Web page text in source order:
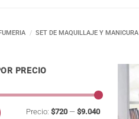
/ SET DE MAQUILLAJE Y MANICURA
PRECIO
Precio: $720— $9.040